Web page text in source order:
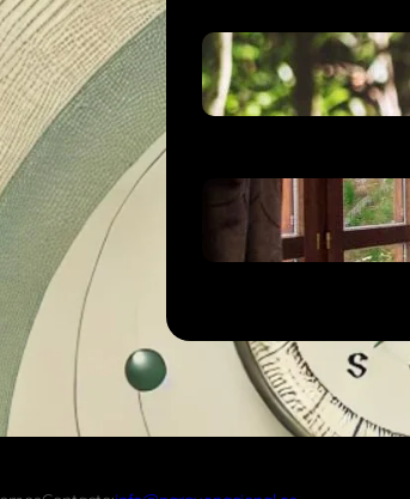
Mejores
visitar con
Picos de
alojamientos